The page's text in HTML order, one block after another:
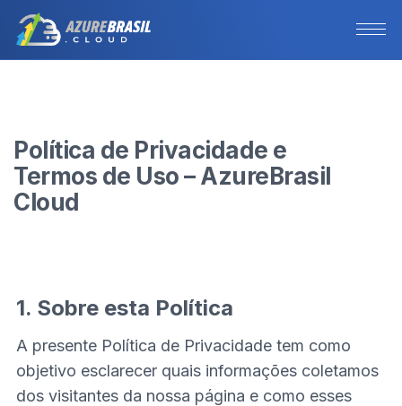
Política de Privacidade e
Termos de Uso – AzureBrasil
Cloud
1. Sobre esta Política
A presente Política de Privacidade tem como
objetivo esclarecer quais informações coletamos
dos visitantes da nossa página e como esses